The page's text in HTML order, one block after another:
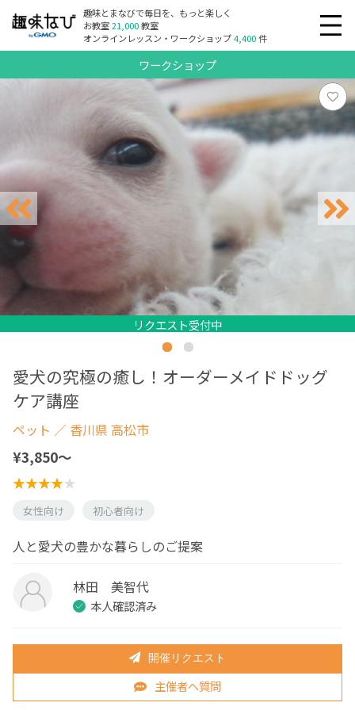
趣味とまなびで毎日を、もっと楽しく
お教室21,000教室
オンラインレッスン・ワークショップ4,400件
ワークショップ
リクエスト受付中
リクエスト受付中
リクエスト受付中
愛犬の究極の癒し！オーダーメイドドッグ
ケア講座
ペット ／ 香川県 高松市
¥3,850〜
女性向け 初心者向け
人と愛犬の豊かな暮らしのご提案
林田 美智代
本人確認済み
開催リクエスト
主催者へ質問